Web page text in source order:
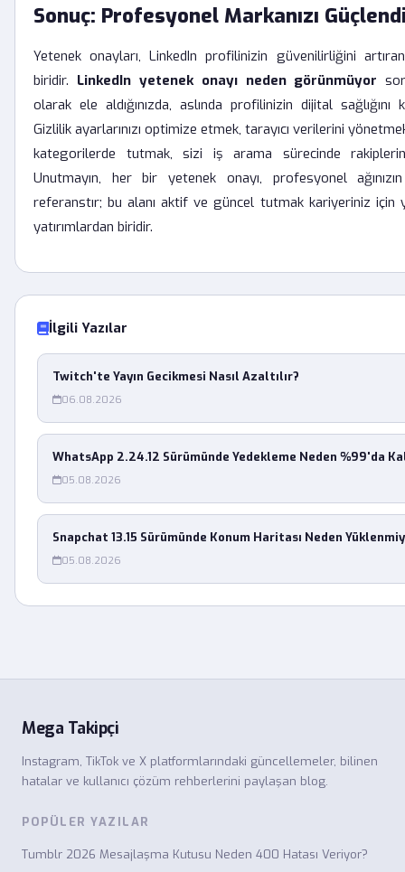
Sonuç: Profesyonel Markanızı
Yetenek onayları, LinkedIn profilinizin güvenilirliğini
biridir. LinkedIn yetenek onayı neden görünmüyor
olarak ele aldığınızda, aslında profilinizin dijital
Gizlilik ayarlarınızı optimize etmek, tarayıcı verilerini
kategorilerde tutmak, sizi iş arama sürecinde
Unutmayın, her bir yetenek onayı, profesyonel
referanstır; bu alanı aktif ve güncel tutmak kariyeriniz için
yatırımlardan biridir.
İlgili Yazılar
Twitch'te Yayın Gecikmesi Nasıl Azaltılır?
06.08.2026
WhatsApp 2.24.12 Sürümünde Yedekleme Neden %99'da
05.08.2026
Snapchat 13.15 Sürümünde Konum Haritası Neden
05.08.2026
Mega Takipçi
Instagram, TikTok ve X platformlarındaki güncellemeler, bilinen
hatalar ve kullanıcı çözüm rehberlerini paylaşan blog.
POPÜLER YAZILAR
Tumblr 2026 Mesajlaşma Kutusu Neden 400 Hatası Veriyor?